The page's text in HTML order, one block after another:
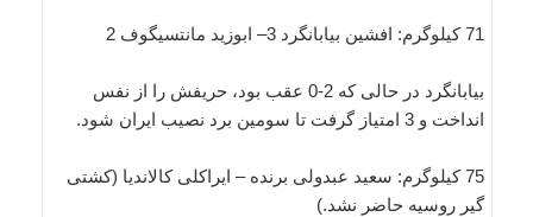
71 کیلوگرم: افشین بیابانگرد 3– ابوزید مانتسیگوف 2
بیابانگرد در حالی که 2-0 عقب بود، حریفش را از نفس
انداخت و 3 امتیاز گرفت تا سومین برد نصیب ایران شود.
75 کیلوگرم: سعید عبدولی برنده – ایراکلی کالاندیا (کشتی
گیر روسیه حاضر نشد.)